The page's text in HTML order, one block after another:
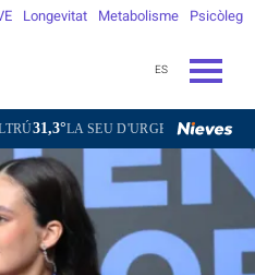
Longevitat Metabolisme Psicòleg
ES
D'URGELL 30,6°PUIGCERDÀ27,2°